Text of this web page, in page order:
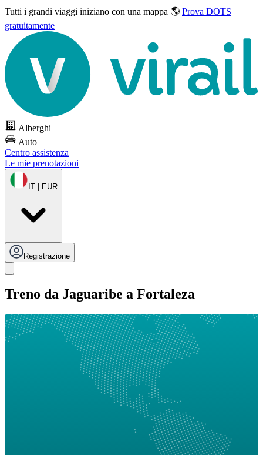
Tutti i grandi viaggi iniziano con una mappa 🌎 Prova DOTS
gratuitamente
Alberghi
Auto
Centro assistenza
Le mie prenotazioni
IT | EUR
Registrazione
Treno da Jaguaribe a Fortaleza